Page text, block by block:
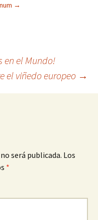
→
en el Mundo!
el viñedo europeo →
será publicada. Los
*